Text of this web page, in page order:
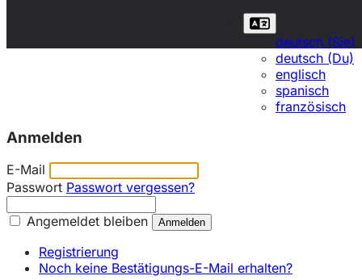
deutsch (Sie)
deutsch (Du)
englisch
spanisch
französisch
Anmelden
E-Mail
Passwort Passwort vergessen?
Angemeldet bleiben
Registrierung
Noch keine Bestätigungs-E-Mail erhalten?